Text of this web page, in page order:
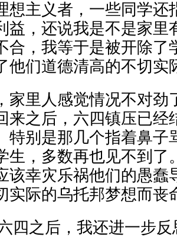
想主义者，一些同学还
益，还说我是不是家里
合，我等于是被开除了
他们道德清高的不切实
里人感觉情况不对劲
来之后，六四镇压已经
特别是那几个指着鼻子
生，多数再也见不到了
该幸灾乐祸他们的愚蠢
实际的乌托邦梦想而丧
之后，我还进一步反